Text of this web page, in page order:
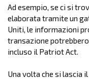
Ad esempio, se ci si
elaborata tramite un
Uniti, le informazioni
transazione
incluso il Patriot Act.
Una volta che si lascia